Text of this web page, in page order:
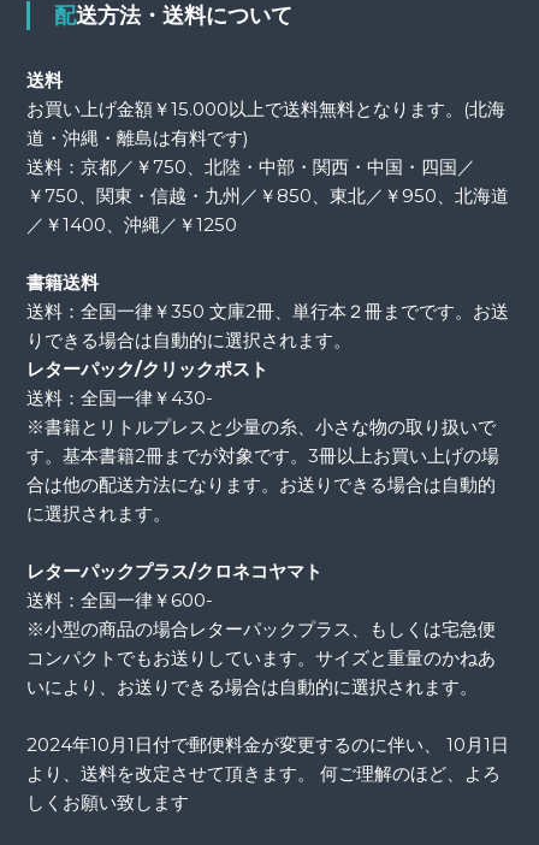
配送方法・送料について
送料
お買い上げ金額￥15.000以上で送料無料となります。(北海
道・沖縄・離島は有料です)
送料：京都／￥750、北陸・中部・関西・中国・四国／
￥750、関東・信越・九州／￥850、東北／￥950、北海道
／￥1400、沖縄／￥1250
書籍送料
送料：全国一律￥350 文庫2冊、単行本２冊までです。お送
りできる場合は自動的に選択されます。
レターパック/クリックポスト
送料：全国一律￥430-
※書籍とリトルプレスと少量の糸、小さな物の取り扱いで
す。基本書籍2冊までが対象です。3冊以上お買い上げの場
合は他の配送方法になります。お送りできる場合は自動的
に選択されます。
レターパックプラス/クロネコヤマト
送料：全国一律￥600-
※小型の商品の場合レターパックプラス、もしくは宅急便
コンパクトでもお送りしています。サイズと重量のかねあ
いにより、お送りできる場合は自動的に選択されます。
2024年10月1日付で郵便料金が変更するのに伴い、 10月1日
より、送料を改定させて頂きます。 何ご理解のほど、よろ
しくお願い致します